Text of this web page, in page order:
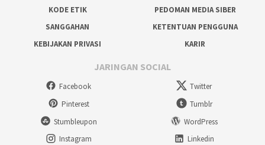
KODE ETIK
PEDOMAN MEDIA SIBER
SANGGAHAN
KETENTUAN PENGGUNA
KEBIJAKAN PRIVASI
KARIR
JARINGAN SOCIAL
Facebook
Twitter
Pinterest
Tumblr
Stumbleupon
WordPress
Instagram
Linkedin